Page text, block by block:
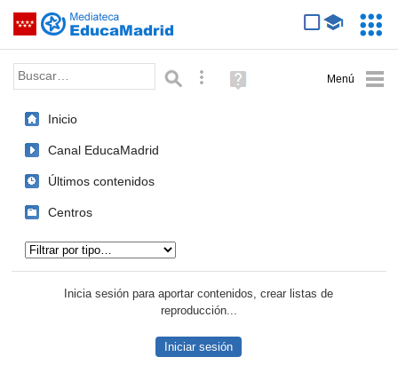
Saltar navegación
Palabra o frase: Búsqueda avanzada
Ayuda
(en
Inicio
Canal EducaMadrid
Últimos contenidos
Centros
Inicia sesión para aportar contenidos, crear listas de
reproducción...
Iniciar sesión